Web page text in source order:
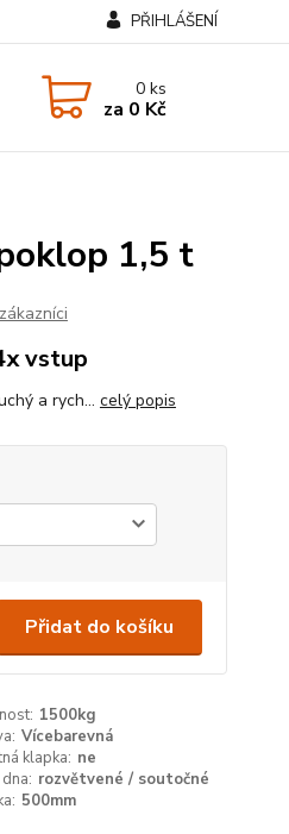
PŘIHLÁŠENÍ
0ks
za 0 Kč
1,5 t
vstup
a rych... celý popis
Přidat do košíku
1500kg
Vícebarevná
klapka: ne
rozvětvené / soutočné
500mm